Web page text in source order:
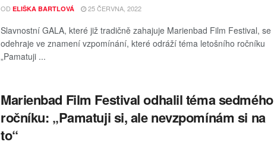
OD ELIŠKA BARTLOVÁ 25 ČERVNA, 2022
Slavnostní GALA, které již tradičně zahajuje Marienbad Film Festival, se
odehraje ve znamení vzpomínání, které odráží téma letošního ročníku
„Pamatuji ...
Marienbad Film Festival odhalil téma sedmého
ročníku: „Pamatuji si, ale nevzpomínám si na
to“